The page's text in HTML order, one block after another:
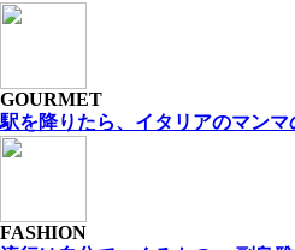
GOURMET
駅を降りたら、イタリアのマン
FASHION